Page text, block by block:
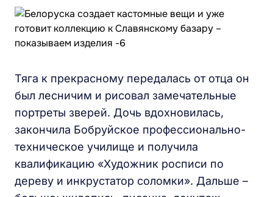
Тяга к прекрасному передалась от отца он
был лесничим и рисовал замечательные
портреты зверей. Дочь вдохновилась,
закончила Бобруйское профессионально-
техническое училище и получила
квалификацию «Художник росписи по
дереву и инкрустатор соломки». Дальше –